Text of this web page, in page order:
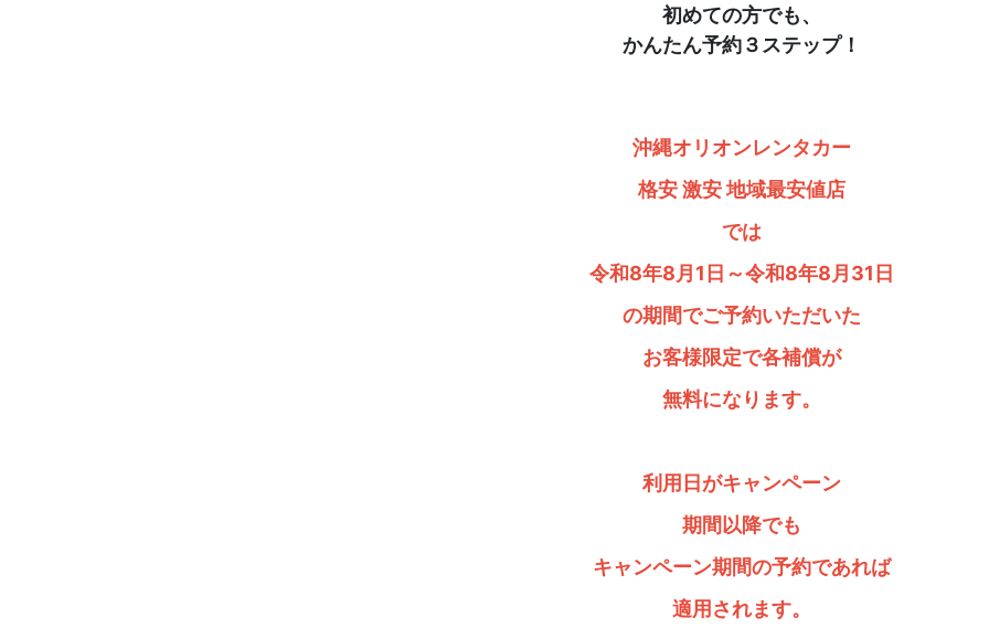
初めての方でも、
かんたん予約３ステップ！
沖縄オリオンレンタカー
格安 激安 地域最安値店
では
令和8年8月1日～令和8年8月31日
の期間でご予約いただいた
お客様限定で各補償が
無料になります。
利用日がキャンペーン
期間以降でも
キャンペーン期間の予約であれば
適用されます。